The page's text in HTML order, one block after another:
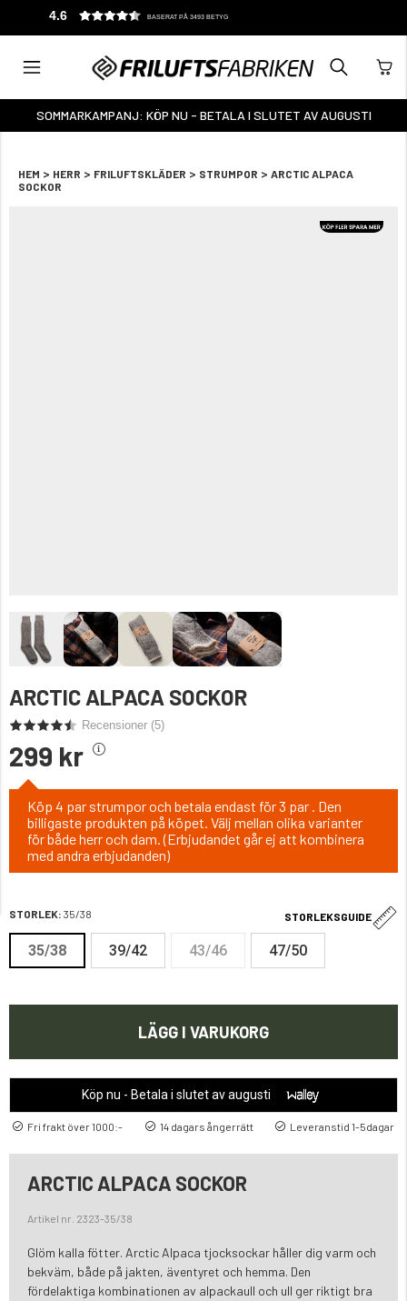
4.6 BASERAT PÅ 3493 BETYG
SOMMARKAMPANJ: KÖP NU - BETALA I SLUTET AV AUGUSTI
HEM > HERR > FRILUFTSKLÄDER > STRUMPOR > ARCTIC ALPACA
SOCKOR
ARCTIC ALPACA SOCKOR
Recensioner (5)
299 kr
Köp 4 par strumpor och betala endast för 3 par . Den
billigaste produkten på köpet. Välj mellan olika varianter
för både herr och dam. (Erbjudandet går ej att kombinera
med andra erbjudanden)
STORLEK: 35/38 STORLEKSGUIDE
35/38 39/42 43/46 47/50
LÄGG I VARUKORG
Köp nu - Betala i slutet av augusti
Fri frakt över 1000:- 14 dagars ångerrätt Leveranstid 1-5dagar
ARCTIC ALPACA SOCKOR
Artikel nr. 2323-35/38
Glöm kalla fötter. Arctic Alpaca tjocksockar håller dig varm och
bekväm, både på jakten, äventyret och hemma. Den
fördelaktiga kombinationen av alpackaull och ull ger riktigt bra